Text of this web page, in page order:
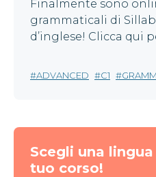
Finalmente sono
grammaticali di
d’inglese! Clicca qui
ADVANCED C1
Scegli una
tuo corso!